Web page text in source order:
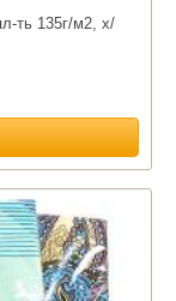
ть 135г/м2, х/